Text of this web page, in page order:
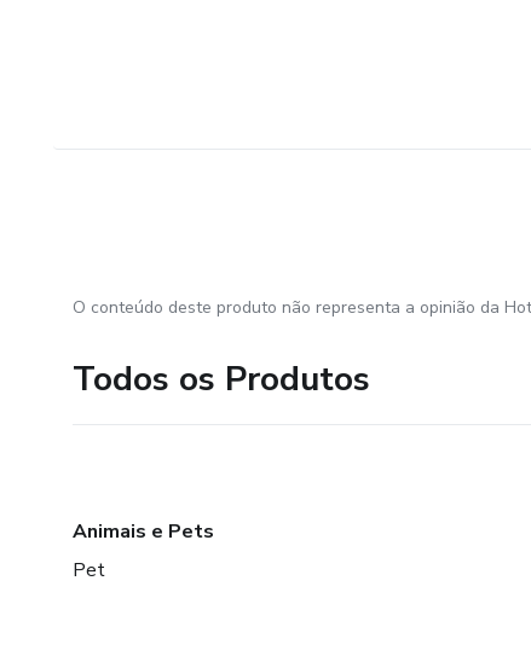
O conteúdo deste produto não representa a opinião da
Todos os Produtos
Animais e Pets
Pet